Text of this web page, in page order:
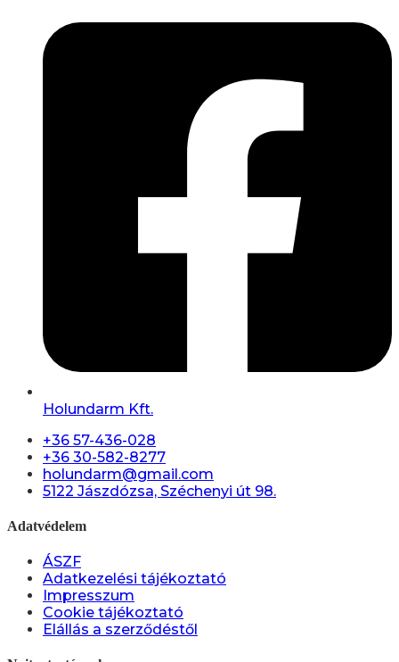
Holundarm Kft.
+36 57-436-028
+36 30-582-8277
holundarm@gmail.com
5122 Jászdózsa, Széchenyi út 98.
Adatvédelem
ÁSZF
Adatkezelési tájékoztató
Impresszum
Cookie tájékoztató
Elállás a szerződéstől